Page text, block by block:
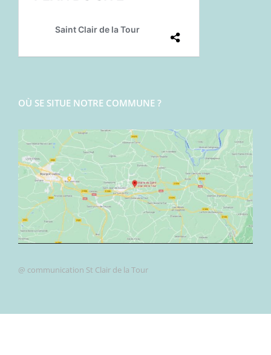
OÙ SE SITUE NOTRE COMMUNE ?
@ communication St Clair de la Tour